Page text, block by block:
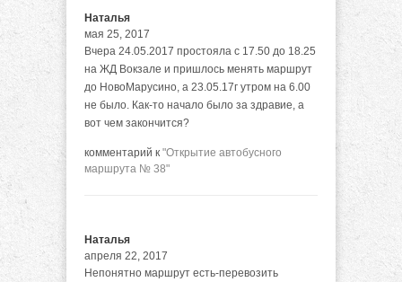
Наталья
мая 25, 2017
Вчера 24.05.2017 простояла с 17.50 до 18.25
на ЖД Вокзале и пришлось менять маршрут
до НовоМарусино, а 23.05.17г утром на 6.00
не было. Как-то начало было за здравие, а
вот чем закончится?
комментарий к "Открытие автобусного
маршрута № 38"
Наталья
апреля 22, 2017
Непонятно маршрут есть-перевозить